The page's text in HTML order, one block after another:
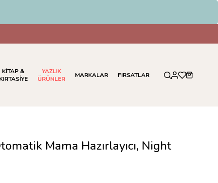
KİTAP &
KIRTASİYE
YAZLIK
ÜRÜNLER
MARKALAR FIRSATLAR
Mama Hazırlayıcı, Night